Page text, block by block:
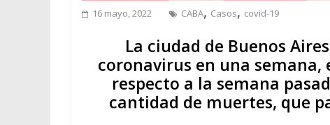
16 mayo, 2022 CABA, Casos, covid-19
La ciudad de Buenos
coronavirus en una semana,
respecto a la semana
cantidad de muertes, que